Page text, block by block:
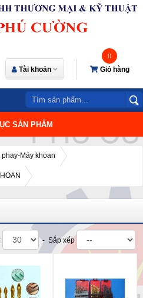
Tài khoản
0
Giỏ hàng
SẢN PHẨM
Máy khoan
- Sắp xếp